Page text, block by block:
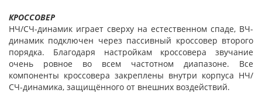
КРОССОВЕР
НЧ/СЧ-динамик играет сверху на естественном спаде, ВЧ-
динамик подключен через пассивный кроссовер второго
порядка. Благодаря настройкам кроссовера звучание
очень ровное во всем частотном диапазоне. Все
компоненты кроссовера закреплены внутри корпуса НЧ/
СЧ-динамика, защищённого от внешних воздействий.